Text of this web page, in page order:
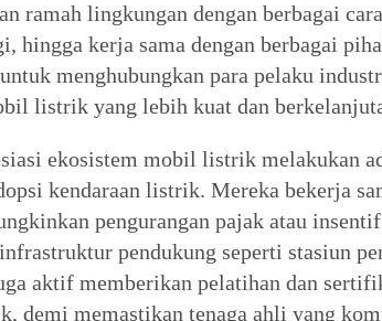
ramah lingkungan dengan berbagai
hingga kerja sama dengan berbagai
menghubungkan para pelaku
listrik yang lebih kuat dan
ekosistem mobil listrik melakukan
kendaraan listrik. Mereka bekerja
pengurangan pajak atau
pendukung seperti stasiun
aktif memberikan pelatihan dan
memastikan tenaga ahli yang